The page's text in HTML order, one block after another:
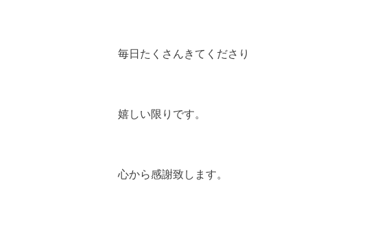
毎日たくさんきてくださり
嬉しい限りです。
心から感謝致します。